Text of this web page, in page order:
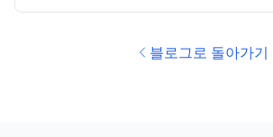
블로그로 돌아가기